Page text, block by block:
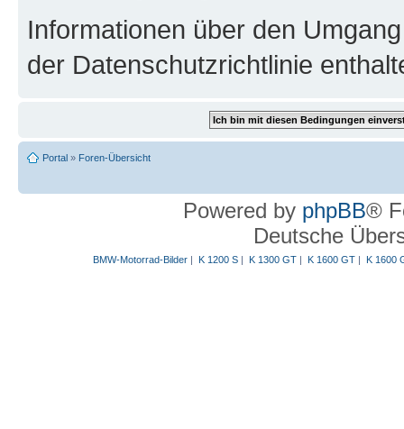
Informationen über den
der Datenschutzrichtlinie
Portal » Foren-Übersicht
Powered by phpBB®
Deutsche
BMW-Motorrad-Bilder| K 1200 S| K 1300 GT| K 1600 GT| K 1600